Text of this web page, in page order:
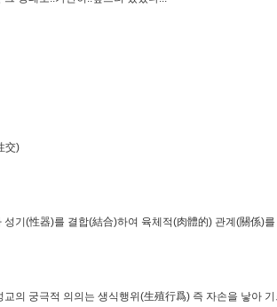
交)
성기(性器)를 결합(結合)하여 육체적(肉體的) 관계(關係)
교의 궁극적 의의는 생식행위(生殖行爲) 즉 자손을 낳아